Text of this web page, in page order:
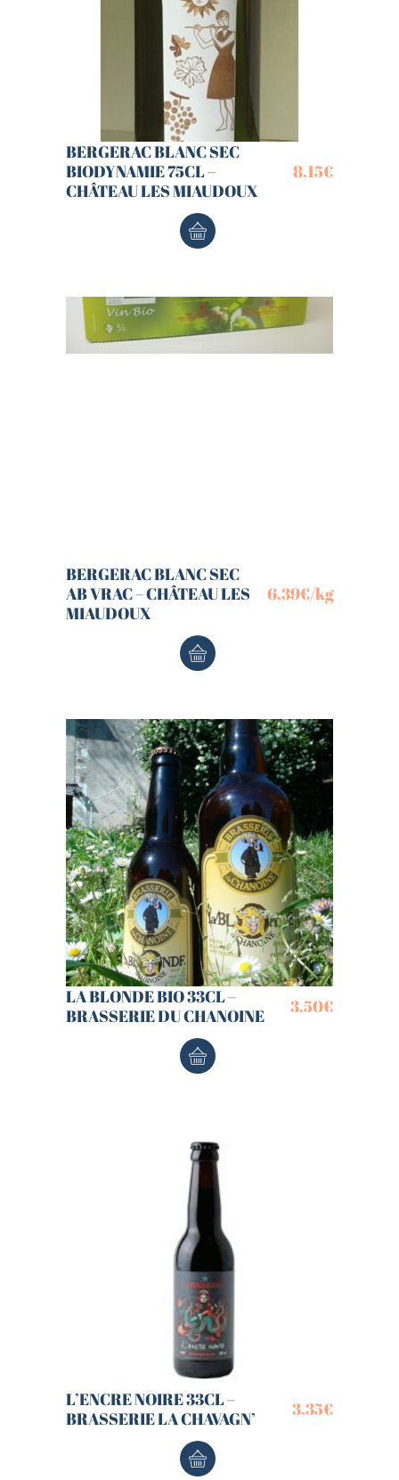
BERGERAC BLANC SEC
BIODYNAMIE 75CL –
CHÂTEAU LES MIAUDOUX
8,15€
BERGERAC BLANC SEC
AB VRAC – CHÂTEAU LES
MIAUDOUX
6,39€/kg
LA BLONDE BIO 33CL –
BRASSERIE DU CHANOINE
3,50€
L’ENCRE NOIRE 33CL –
BRASSERIE LA CHAVAGN’
3,35€